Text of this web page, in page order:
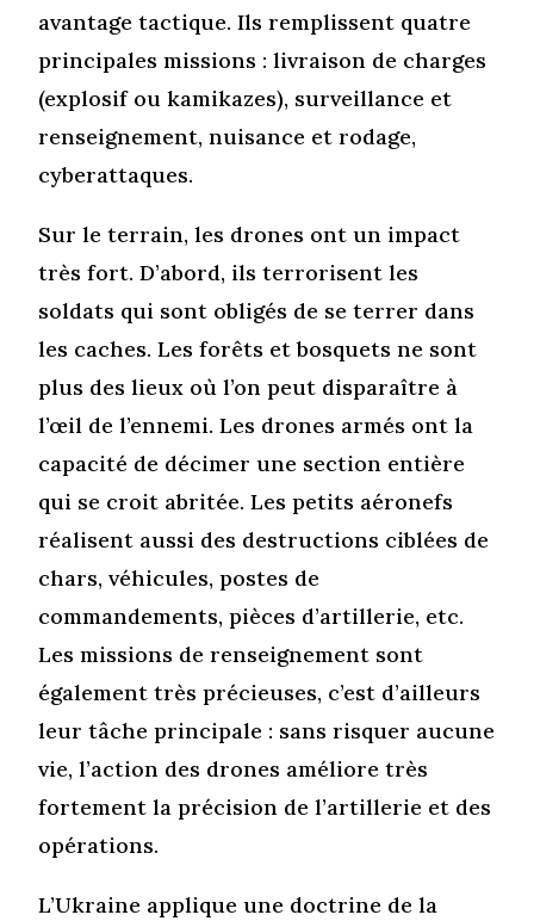
avantage tactique. Ils remplissent quatre
principales missions : livraison de charges
(explosif ou kamikazes), surveillance et
renseignement, nuisance et rodage,
cyberattaques.
Sur le terrain, les drones ont un impact
très fort. D’abord, ils terrorisent les
soldats qui sont obligés de se terrer dans
les caches. Les forêts et bosquets ne sont
plus des lieux où l’on peut disparaître à
l’œil de l’ennemi. Les drones armés ont la
capacité de décimer une section entière
qui se croit abritée. Les petits aéronefs
réalisent aussi des destructions ciblées de
chars, véhicules, postes de
commandements, pièces d’artillerie, etc.
Les missions de renseignement sont
également très précieuses, c’est d’ailleurs
leur tâche principale : sans risquer aucune
vie, l’action des drones améliore très
fortement la précision de l’artillerie et des
opérations.
L’Ukraine applique une doctrine de la